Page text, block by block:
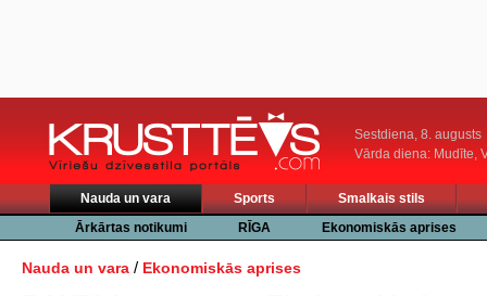
Sestdiena, 8. augusts
Vārda diena: Mudīte,
Nauda un vara Sports
Smalkais stils
Ārkārtas notikumi
RĪGA Ekonomiskās aprises
Nauda un vara / Ekonomiskās aprises